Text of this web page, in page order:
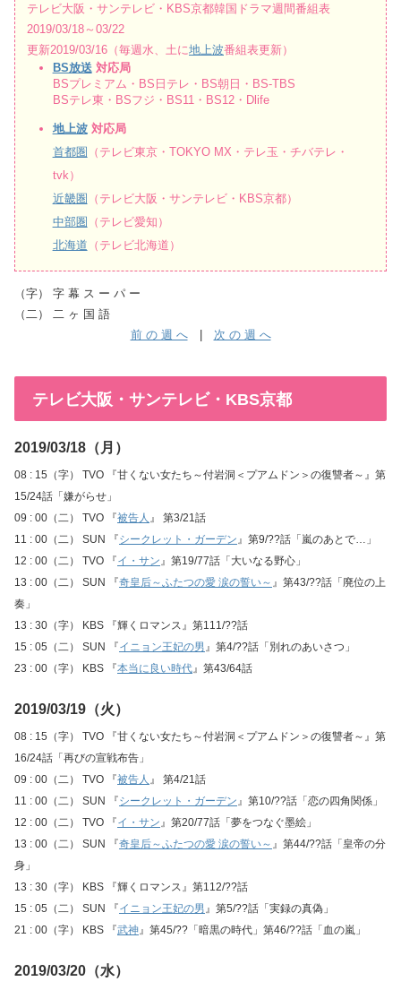
テレビ大阪・サンテレビ・KBS京都韓国ドラマ週間番組表
2019/03/18～03/22
更新2019/03/16（毎週水、土に地上波番組表更新）
BS放送 対応局
BSプレミアム・BS日テレ・BS朝日・BS-TBS
BSテレ東・BSフジ・BS11・BS12・Dlife
地上波対応局
首都圏 （テレビ東京・TOKYO MX・テレ玉・チバテレ・
tvk）
近畿圏 （テレビ大阪・サンテレビ・KBS京都）
中部圏 （テレビ愛知）
北海道 （テレビ北海道）
（字） 字 幕 ス ー パ ー
（二） 二 ヶ 国 語
前 の 週 へ| 次 の 週 へ
テレビ大阪・サンテレビ・KBS京都
2019/03/18（月）
08 : 15（字） TVO 『甘くない女たち～付岩洞＜プアムドン＞の復讐者～』第
15/24話「嫌がらせ」
09 : 00（二） TVO 『被告人 』 第3/21話
11 : 00（二） SUN 『シークレット・ガーデン 』第9/??話「嵐のあとで…」
12 : 00（二） TVO 『イ・サン 』第19/77話「大いなる野心」
13 : 00（二） SUN 『奇皇后～ふたつの愛 涙の誓い～ 』第43/??話「廃位の上
奏」
13 : 30（字） KBS 『輝くロマンス』第111/??話
15 : 05（二） SUN 『イニョン王妃の男 』第4/??話「別れのあいさつ」
23 : 00（字） KBS 『本当に良い時代 』第43/64話
2019/03/19（火）
08 : 15（字） TVO 『甘くない女たち～付岩洞＜プアムドン＞の復讐者～』第
16/24話「再びの宣戦布告」
09 : 00（二） TVO 『被告人 』 第4/21話
11 : 00（二） SUN 『シークレット・ガーデン 』第10/??話「恋の四角関係」
12 : 00（二） TVO 『イ・サン 』第20/77話「夢をつなぐ墨絵」
13 : 00（二） SUN 『奇皇后～ふたつの愛 涙の誓い～ 』第44/??話「皇帝の分
身」
13 : 30（字） KBS 『輝くロマンス』第112/??話
15 : 05（二） SUN 『イニョン王妃の男 』第5/??話「実録の真偽」
21 : 00（字） KBS 『武神 』第45/??「暗黒の時代」第46/??話「血の嵐」
2019/03/20（水）